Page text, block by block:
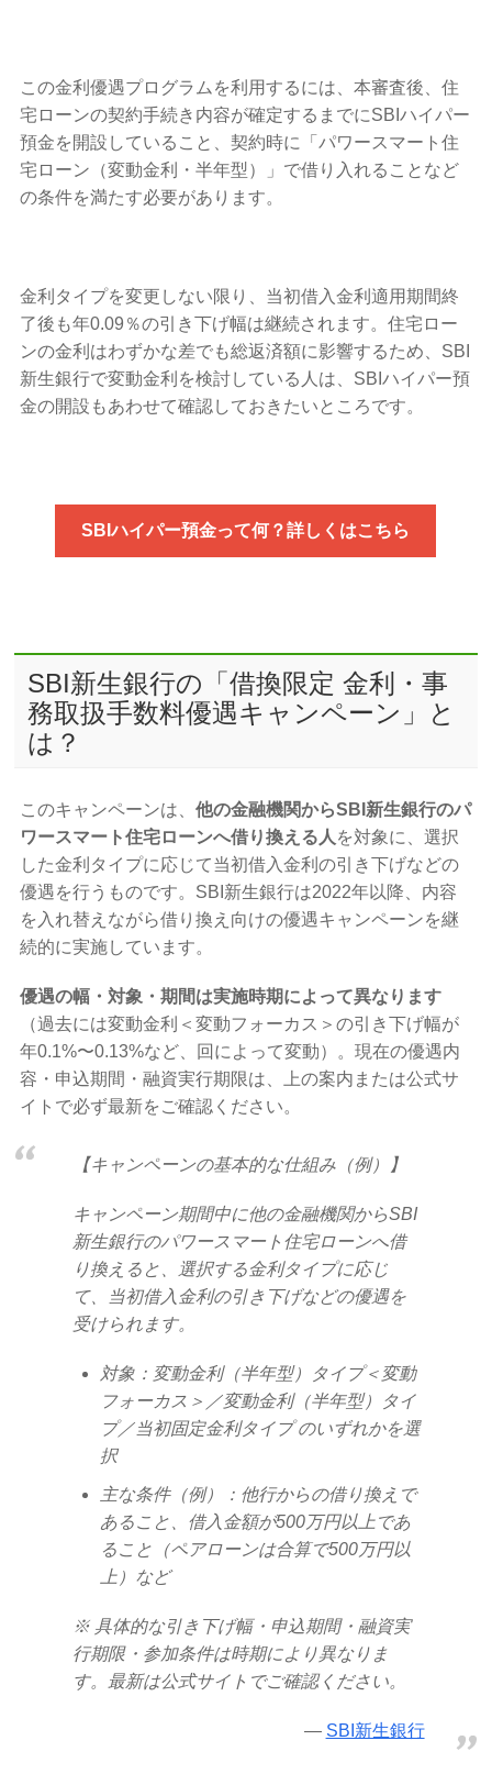
この金利優遇プログラムを利用するには、本審査後、住
宅ローンの契約手続き内容が確定するまでにSBIハイパー
預金を開設していること、契約時に「パワースマート住
宅ローン（変動金利・半年型）」で借り入れることなど
の条件を満たす必要があります。
金利タイプを変更しない限り、当初借入金利適用期間終
了後も年0.09％の引き下げ幅は継続されます。住宅ロー
ンの金利はわずかな差でも総返済額に影響するため、SBI
新生銀行で変動金利を検討している人は、SBIハイパー預
金の開設もあわせて確認しておきたいところです。
SBIハイパー預金って何？詳しくはこちら
SBI新生銀行の「借換限定 金利・事
務取扱手数料優遇キャンペーン」と
は？
このキャンペーンは、他の金融機関からSBI新生銀行のパ
ワースマート住宅ローンへ借り換える人 を対象に、選択
した金利タイプに応じて当初借入金利の引き下げなどの
優遇を行うものです。SBI新生銀行は2022年以降、内容
を入れ替えながら借り換え向けの優遇キャンペーンを継
続的に実施しています。
優遇の幅・対象・期間は実施時期によって異なります
（過去には変動金利＜変動フォーカス＞の引き下げ幅が
年0.1%〜0.13%など、回によって変動）。現在の優遇内
容・申込期間・融資実行期限は、上の案内または公式サ
イトで必ず最新をご確認ください。
【キャンペーンの基本的な仕組み（例）】
キャンペーン期間中に他の金融機関からSBI
新生銀行のパワースマート住宅ローンへ借
り換えると、選択する金利タイプに応じ
て、当初借入金利の引き下げなどの優遇を
受けられます。
対象：変動金利（半年型）タイプ＜変動
フォーカス＞／変動金利（半年型）タイ
プ／当初固定金利タイプ のいずれかを選
択
主な条件（例）：他行からの借り換えで
あること、借入金額が500万円以上であ
ること（ペアローンは合算で500万円以
上）など
※ 具体的な引き下げ幅・申込期間・融資実
行期限・参加条件は時期により異なりま
す。最新は公式サイトでご確認ください。
SBI新生銀行